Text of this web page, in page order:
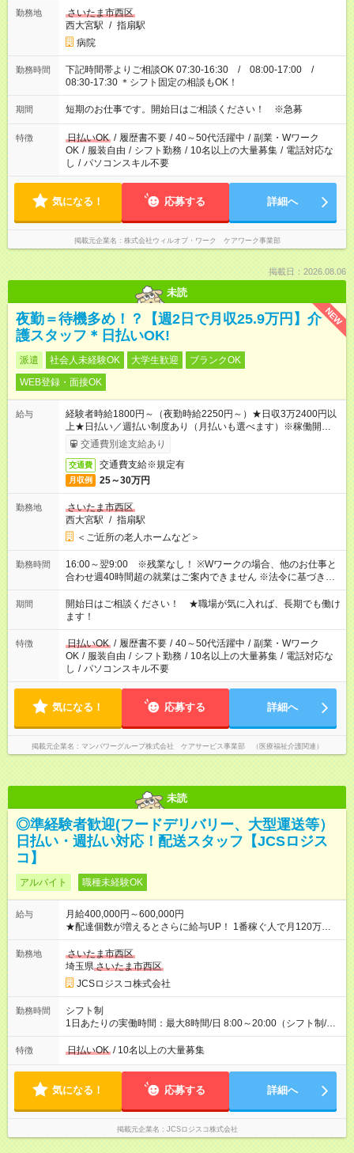
勤務地
さいたま市西区
西大宮駅 / 指扇駅
病院
勤務時間
下記時間帯よりご相談OK 07:30-16:30 / 08:00-17:00 /
08:30-17:30 ＊シフト固定の相談もOK！
期間 短期のお仕事です。開始日はご相談ください！ ※急募
特徴 日払いOK / 履歴書不要 / 40～50代活躍中 / 副業・Wワーク
OK / 服装自由 / シフト勤務 / 10名以上の大量募集 / 電話対応な
し / パソコンスキル不要
気になる！ 応募する 詳細へ
掲載元企業名 株式会社ウィルオブ・ワーク ケアワーク事業部
掲載日：2026.08.06
未読
NEW
夜勤＝待機多め！？【週2日で月収25.9万円】介
護スタッフ＊日払いOK!
派遣 社会人未経験OK 大学生歓迎
ブランクOK
WEB登録・面接OK
給与
経験者時給1800円～（夜勤時給2250円～）★日収3万2400円以
上★日払い／週払い制度あり（月払いも選べます）※稼働開始時
は手続き完了次第のお支払いとなります。
交通費別途支給あり
交通費 交通費支給※規定有
月収例 25～30万円
勤務地
さいたま市西区
西大宮駅 / 指扇駅
＜ご近所の老人ホームなど＞
勤務時間
16:00～翌9:00 ※残業なし！ ※Wワークの場合、他のお仕事と
合わせ週40時間超の就業はご案内できません ※法令に基づき、
週20時間以上勤務は社会保険への加入対象となります ※労働者
派遣法（日雇い派遣の原則禁止）により、短時間・短期間の就
業はご案内が難しい場合があります
期間
開始日はご相談ください！ ★職場が気に入れば、長期でも働け
ます！
特徴 日払いOK / 履歴書不要 / 40～50代活躍中 / 副業・Wワーク
OK / 服装自由 / シフト勤務 / 10名以上の大量募集 / 電話対応な
し / パソコンスキル不要
気になる！ 応募する 詳細へ
掲載元企業名 マンパワーグループ株式会社 ケアサービス事業部 （医療福祉介護関連）
未読
◎準経験者歓迎(フードデリバリー、大型運送等）
日払い・週払い対応！配送スタッフ【JCSロジス
コ】
アルバイト 職種未経験OK
給与
月給400,000円～600,000円
★配達個数が増えるとさらに給与UP！ 1番稼ぐ人で月120万ほ
ど！ ・主要都市エリア 月収55万円／週5日稼働 月収65万~112
万円／週6日稼働 ・地方郊外エリア 月収40万円／週5日稼働 月
収40万円~50万円／週6日稼働 ＜モデルイメージ＞ ■月収50万
円 (27歳男性/江東区在住)※元建築関係 1日150個配達×25日勤務
(日休み) ■月収80万円(43歳男性/墨田区在住)※元営業 1日200個
勤務地
さいたま市西区
埼玉県さいたま市西区
JCSロジスコ株式会社
勤務時間
シフト制
1日あたりの実働時間：最大8時間/日 8:00～20:00（シフト制/実
働8時間） ※週5日勤務（場所次第では週4も有り） ※配達状況に
よって時間外での勤務可能性有り ※案件により多少の前後あり
特徴 日払いOK / 10名以上の大量募集
気になる！ 応募する 詳細へ
掲載元企業名 JCSロジスコ株式会社